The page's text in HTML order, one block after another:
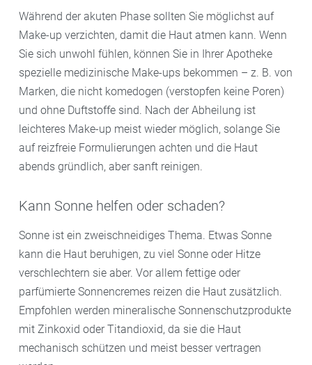
Während der akuten Phase sollten Sie möglichst auf
Make-up verzichten, damit die Haut atmen kann. Wenn
Sie sich unwohl fühlen, können Sie in Ihrer Apotheke
spezielle medizinische Make-ups bekommen – z. B. von
Marken, die nicht komedogen (verstopfen keine Poren)
und ohne Duftstoffe sind. Nach der Abheilung ist
leichteres Make-up meist wieder möglich, solange Sie
auf reizfreie Formulierungen achten und die Haut
abends gründlich, aber sanft reinigen.
Kann Sonne helfen oder schaden?
Sonne ist ein zweischneidiges Thema. Etwas Sonne
kann die Haut beruhigen, zu viel Sonne oder Hitze
verschlechtern sie aber. Vor allem fettige oder
parfümierte Sonnencremes reizen die Haut zusätzlich.
Empfohlen werden mineralische Sonnenschutzprodukte
mit Zinkoxid oder Titandioxid, da sie die Haut
mechanisch schützen und meist besser vertragen